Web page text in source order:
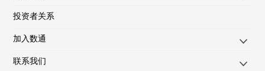
投资者关系
加入数通
联系我们